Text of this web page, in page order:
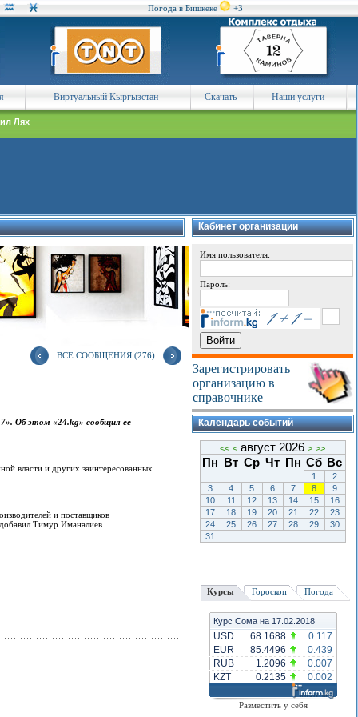
Погода в Бишкеке +3
Виртуальный Кыргызстан Скачать Наши услуги
Лях
ВСЕ СООБЩЕНИЯ (276)
Об этом «24.kg» сообщил ее
власти и других заинтересованных
и поставщиков
Тимур Иманалиев.
Кабинет организации
Имя пользователя:
Пароль:
Зарегистрировать
организацию в
справочнике
Календарь событий
<< < август 2026 > >>
Пн Вт Ср Чт Пн Сб Вс
1
2
3
4 5 6 7 8
9
10
11 12 13 14 15
16
17
18 19 20 21 22
23
24
25 26 27 28 29
30
31
Курсы Гороскоп Погода
Курс Сома на 17.02.2018
USD 68.1688
0.117
EUR
85.4496
0.439
RUB
1.2096
0.007
KZT
0.2135 0.002
Разместить у себя